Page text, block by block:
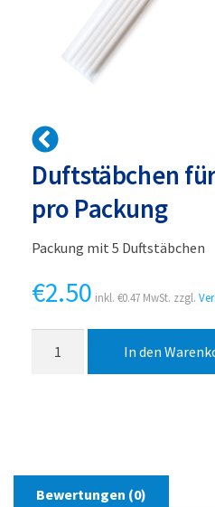
Duftstäbchen
pro Packung
Packung mit 5 Duftstäbchen
€2.50 inkl. €0.47 MwSt. zzgl.
mit
5
In den
Bewertungen (0)